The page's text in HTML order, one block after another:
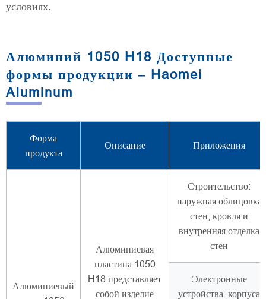
условиях.
Алюминий 1050 H18 Доступные
формы продукции – Haomei
Aluminum
Форма
продукта
Описание Приложения
Алюминиевый
Алюминиевая
пластина 1050
H18 представляет
собой изделие
Строительство:
наружная облицовка
стен, кровля и
внутренняя отделка
стен
Электронные
устройства: корпуса